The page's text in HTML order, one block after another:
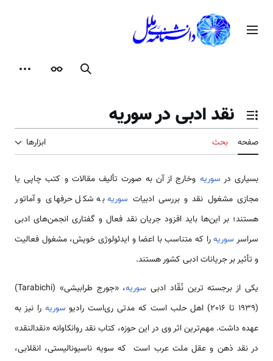
محتوامنوی اصلی
جستجوظاهر
تغییر وضعیت فهرست محتویات
نقد ادبی در سوریه
صفحه بحث ابزارها
بسیاری در سوریه وخارج از آن به صورت تألیف مقالات و کتب چاپی یا
مجازی مشغول نقد و بررسی ادبیات سوریهبه شکل حرفه­ای و آماتور
هستند؛ بر این‌‌‌‌ها باید افزود جریان نقد فعال و گفتاری انجمن‌‌‌‌های ادبی
سراسر سوریهرا که متناسب با اعضا و ایدئولوژی خویش، مشغول فعالیت
و تأثیر بر جریانات ادبی کشور هستند.
یکی از برجسته ‌‌‌‌‌‌‌ترین نُقّاد ادبی سوریه
، «جورج طرابیشی» (Tarabichi)
(1939 تا 2016) اهل حلب ‌‌‌‌‌است که مدتی ری‌‌‌‌‌است رادیو
سوریه را نیز به
عهده داشت. مهم­‌‌‌‌‌‌‌ترین اثر وی در این حوزه، کتاب نقد روانکاوانه «نقدالنقد»
در نقد ذهن و عقل ملت عرب ‌‌‌‌‌است که سویه ناسیونالیستی، انقلابی،